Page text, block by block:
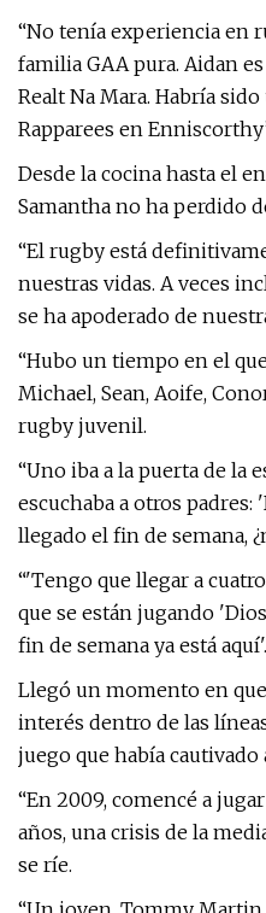
“No tenía experiencia en
familia GAA pura. Aidan
Realt Na Mara. Habría
Rapparees en
Desde la cocina hasta el
Samantha no ha perdido
“El rugby está
nuestras vidas. A veces
se ha apoderado de
“Hubo un tiempo en el
Michael, Sean, Aoife,
rugby juvenil.
“Uno iba a la puerta de la
escuchaba a otros padres:
llegado el fin de semana,
“'Tengo que llegar a
que se están jugando
fin de semana ya está
Llegó un momento en
interés dentro de las
juego que había cautivado
“En 2009, comencé a
años, una crisis de la
se ríe.